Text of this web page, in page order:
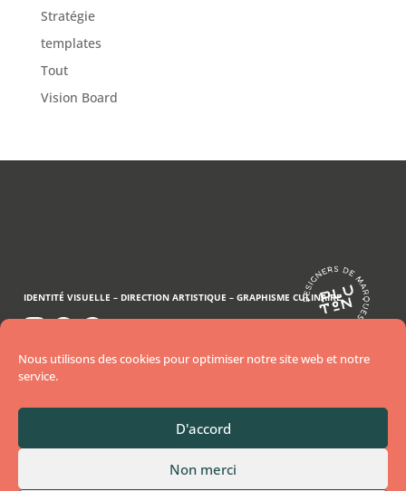
Nous utilisons des cookies pour optimiser notre site web et notre
service.
D'accord
Non merci
Stratégie
templates
Tout
Vision Board
IDENTITÉ VISUELLE – DIRECTION ARTISTIQUE –GRAPHISME CULINAIRE
Nous aidons les restaurants et food brands à
CAMILLE, GRAPHISTE CULINAIRE
POUR ENTREPRENEURS CULINAIRES ENGAGÉS